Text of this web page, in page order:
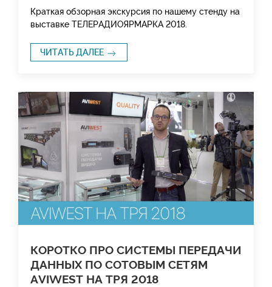
Краткая обзорная экскурсия по нашему стенду на
выставке ТЕЛЕРАДИОЯРМАРКА 2018.
ЧИТАТЬ ДАЛЕЕ
КОРОТКО ПРО СИСТЕМЫ ПЕРЕДАЧИ
ДАННЫХ ПО СОТОВЫМ СЕТЯМ
AVIWEST НА ТРЯ 2018